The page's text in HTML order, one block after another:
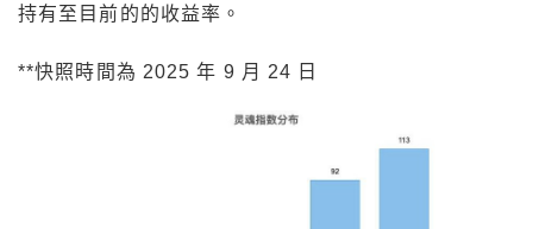
持有至目前的的收益率。
**快照時間為 2025 年 9 月 24 日